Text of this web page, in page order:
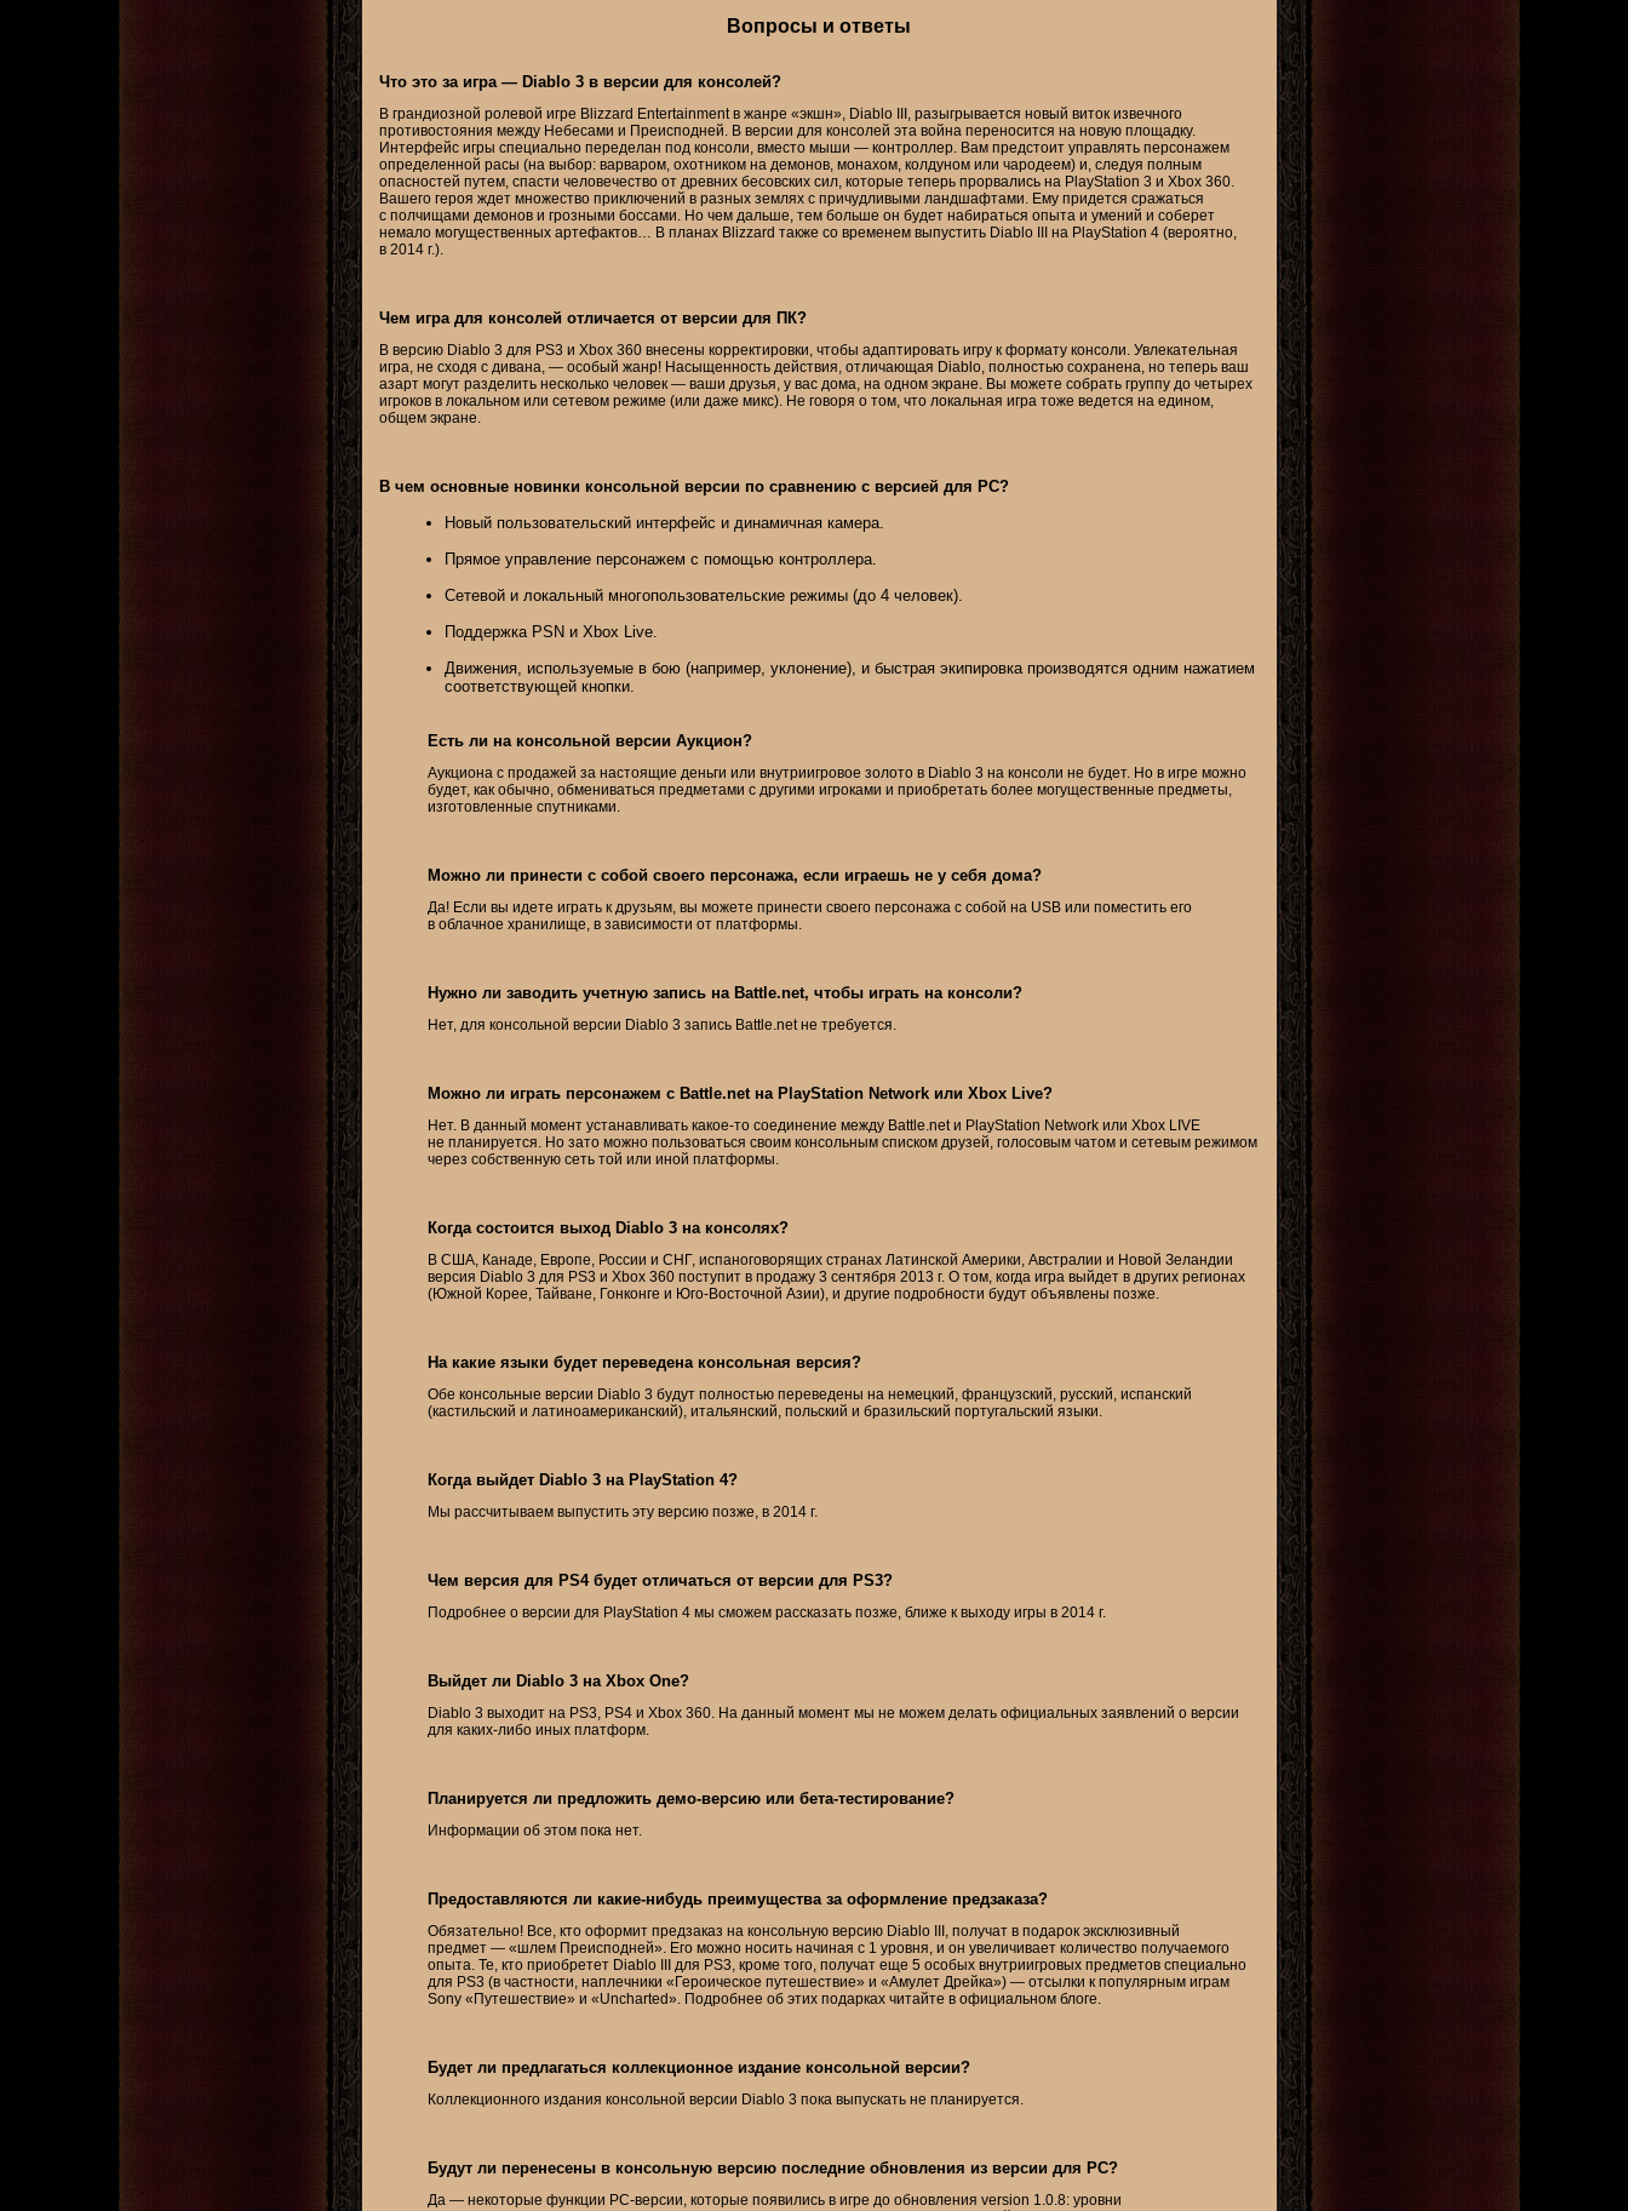
Вопросы и ответы
Что это за игра — Diablo 3 в версии для консолей?
В грандиозной ролевой игре Blizzard Entertainment в жанре «экшн», Diablo III, разыгрывается новый виток извечного
противостояния между Небесами и Преисподней. В версии для консолей эта война переносится на новую площадку.
Интерфейс игры специально переделан под консоли, вместо мыши — контроллер. Вам предстоит управлять персонажем
определенной расы (на выбор: варваром, охотником на демонов, монахом, колдуном или чародеем) и, следуя полным
опасностей путем, спасти человечество от древних бесовских сил, которые теперь прорвались на PlayStation 3 и Xbox 360.
Вашего героя ждет множество приключений в разных землях с причудливыми ландшафтами. Ему придется сражаться
с полчищами демонов и грозными боссами. Но чем дальше, тем больше он будет набираться опыта и умений и соберет
немало могущественных артефактов… В планах Blizzard также со временем выпустить Diablo III на PlayStation 4 (вероятно,
в 2014 г.).
Чем игра для консолей отличается от версии для ПК?
В версию Diablo 3 для PS3 и Xbox 360 внесены корректировки, чтобы адаптировать игру к формату консоли. Увлекательная
игра, не сходя с дивана, — особый жанр! Насыщенность действия, отличающая Diablo, полностью сохранена, но теперь ваш
азарт могут разделить несколько человек — ваши друзья, у вас дома, на одном экране. Вы можете собрать группу до четырех
игроков в локальном или сетевом режиме (или даже микс). Не говоря о том, что локальная игра тоже ведется на едином,
общем экране.
В чем основные новинки консольной версии по сравнению с версией для PC?
Новый пользовательский интерфейс и динамичная камера.
Прямое управление персонажем с помощью контроллера.
Сетевой и локальный многопользовательские режимы (до 4 человек).
Поддержка PSN и Xbox Live.
Движения, используемые в бою (например, уклонение), и быстрая экипировка производятся одним нажатием
соответствующей кнопки.
Есть ли на консольной версии Аукцион?
Аукциона с продажей за настоящие деньги или внутриигровое золото в Diablo 3 на консоли не будет. Но в игре можно
будет, как обычно, обмениваться предметами с другими игроками и приобретать более могущественные предметы,
изготовленные спутниками.
Можно ли принести с собой своего персонажа, если играешь не у себя дома?
Да! Если вы идете играть к друзьям, вы можете принести своего персонажа с собой на USB или поместить его
в облачное хранилище, в зависимости от платформы.
Нужно ли заводить учетную запись на Battle.net, чтобы играть на консоли?
Нет, для консольной версии Diablo 3 запись Battle.net не требуется.
Можно ли играть персонажем с Battle.net на PlayStation Network или Xbox Live?
Нет. В данный момент устанавливать какое-тосоединение между Battle.net и PlayStation Network или Xbox LIVE
не планируется. Но зато можно пользоваться своим консольным списком друзей, голосовым чатом и сетевым режимом
через собственную сеть той или иной платформы.
Когда состоится выход Diablo 3 на консолях?
В США, Канаде, Европе, России и СНГ, испаноговорящих странах Латинской Америки, Австралии и Новой Зеландии
версия Diablo 3 для PS3 и Xbox 360 поступит в продажу 3 сентября 2013 г. О том, когда игра выйдет в других регионах
(Южной Корее, Тайване, Гонконге и Юго-Восточной Азии), и другие подробности будут объявлены позже.
На какие языки будет переведена консольная версия?
Обе консольные версии Diablo 3 будут полностью переведены на немецкий, французский, русский, испанский
(кастильский и латиноамериканский), итальянский, польский и бразильский португальский языки.
Когда выйдет Diablo 3 на PlayStation 4?
Мы рассчитываем выпустить эту версию позже, в 2014 г.
Чем версия для PS4 будет отличаться от версии для PS3?
Подробнее о версии для PlayStation 4 мы сможем рассказать позже, ближе к выходу игры в 2014 г.
Выйдет ли Diablo 3 на Xbox One?
Diablo 3 выходит на PS3, PS4 и Xbox 360. На данный момент мы не можем делать официальных заявлений о версии
для каких-либоиных платформ.
Планируется ли предложить демо-версию или бета-тестирование?
Информации об этом пока нет.
Предоставляются ли какие-нибудь преимущества за оформление предзаказа?
Обязательно! Все, кто оформит предзаказ на консольную версию Diablo III, получат в подарок эксклюзивный
предмет — «шлем Преисподней». Его можно носить начиная с 1 уровня, и он увеличивает количество получаемого
опыта. Те, кто приобретет Diablo III для PS3, кроме того, получат еще 5 особых внутриигровых предметов специально
для PS3 (в частности, наплечники «Героическое путешествие» и «Амулет Дрейка») — отсылки к популярным играм
Sony «Путешествие» и «Uncharted». Подробнее об этих подарках читайте в официальном блоге.
Будет ли предлагаться коллекционное издание консольной версии?
Коллекционного издания консольной версии Diablo 3 пока выпускать не планируется.
Будут ли перенесены в консольную версию последние обновления из версии для PC?
Да — некоторые функции PC-версии, которые появились в игре до обновления version 1.0.8: уровни